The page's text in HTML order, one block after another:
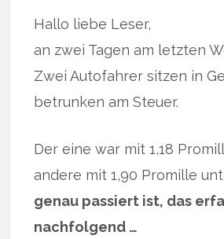
Hallo liebe Leser,
an zwei Tagen am letzten
Zwei Autofahrer sitzen in
betrunken am Steuer.
Der eine war mit 1,18
andere mit 1,90 Promille
genau passiert ist, das
nachfolgend …